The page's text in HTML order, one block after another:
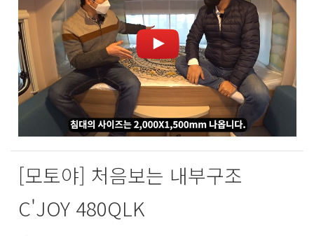
[모토야] 처음보는 내부구조
C'JOY 480QLK